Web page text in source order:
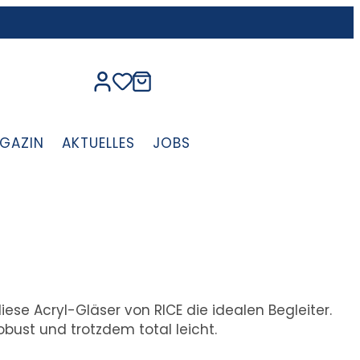
AKTUELLES JOBS
Acryl-Gläser von RICE die idealen Begleiter.
und trotzdem total leicht.